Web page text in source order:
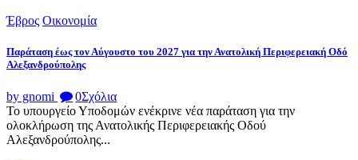
Έβρος Οικονομία
Παράταση έως τον Αύγουστο του 2027 για την Ανατολική Περιφερειακή Οδό
Αλεξανδρούπολης
by gnomi 0Σχόλια
Το υπουργείο Υποδομών ενέκρινε νέα παράταση για την
ολοκλήρωση της Ανατολικής Περιφερειακής Οδού
Αλεξανδρούπολης...